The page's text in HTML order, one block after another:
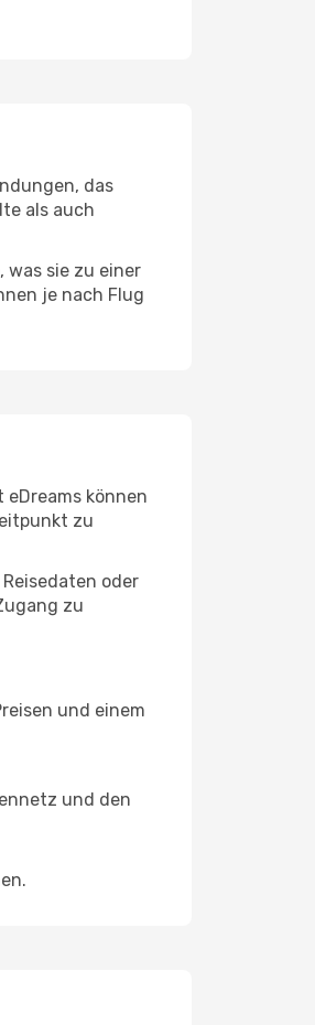
das
als auch
was sie zu einer
je nach Flug
können
zu
oder
zu
und einem
und den